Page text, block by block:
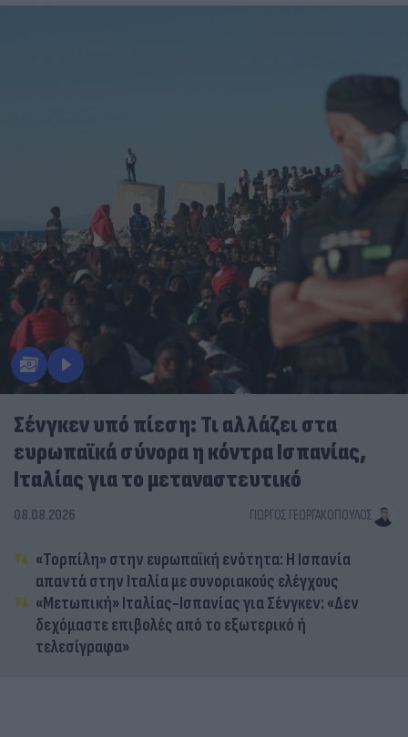
Σένγκεν υπό πίεση: Τι αλλάζει στα
ευρωπαϊκά σύνορα η κόντρα Ισπανίας,
Ιταλίας για το μεταναστευτικό
08.08.2026 ΓΙΏΡΓΟΣ ΓΕΩΡΓΑΚΌΠΟΥΛΟΣ
«Τορπίλη» στην ευρωπαϊκή ενότητα: Η Ισπανία
απαντά στην Ιταλία με συνοριακούς ελέγχους
«Μετωπική» Ιταλίας-Ισπανίας για Σένγκεν: «Δεν
δεχόμαστε επιβολές από το εξωτερικό ή
τελεσίγραφα»